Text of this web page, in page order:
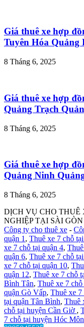
Giá thuê xe hợp
Tuyên Hóa Quảng
8 Tháng 6, 2025
Giá thuê xe hợp
Quảng Trạch
8 Tháng 6, 2025
Giá thuê xe hợp
Quảng Ninh
8 Tháng 6, 2025
DỊCH VỤ CHO THUÊ
NGHIỆP TẠI SÀI GÒN
Công ty cho thuê xe -
quận 1 , Thuê xe 7 chỗ
xe 7 chỗ tại quận 4,
quận 6, Thuê xe 7 chỗ
xe 7 chỗ tại quận 10,
quận 12, Thuê xe 7 chỗ
Bình Tân, Thuê xe 7
quận Gò Vấp, Thuê xe 7
tại quận Tân Bình, Thuê
chỗ tại huyện Cần Giờ ,
7 chỗ tại huyện Hóc Môn